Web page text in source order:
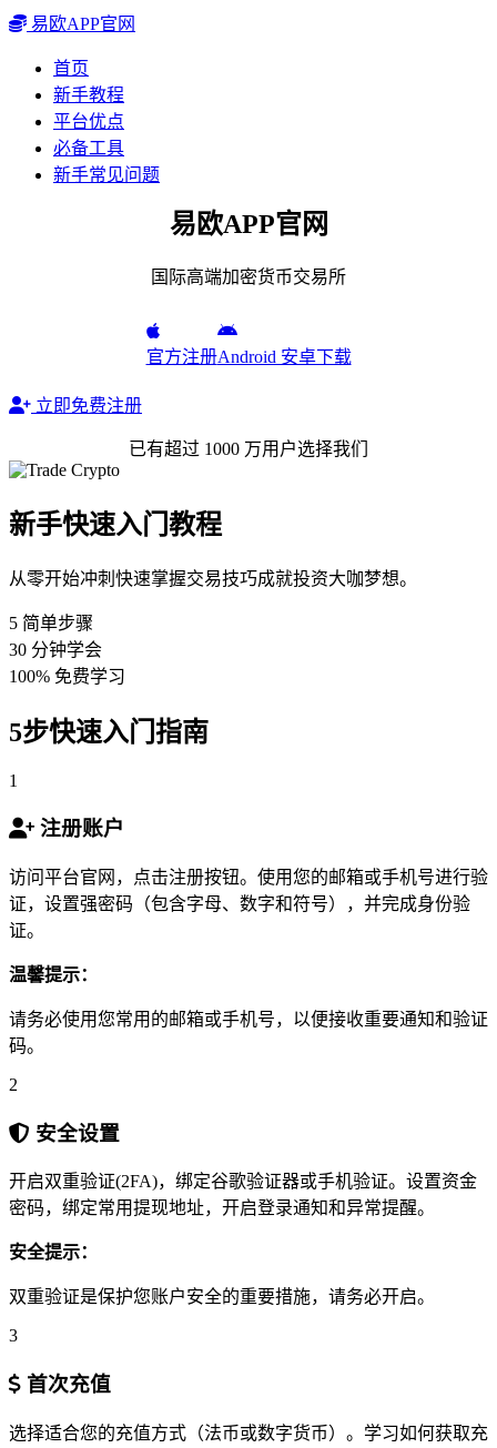
易欧APP官网
首页
新手教程
平台优点
必备工具
新手常见问题
易欧APP官网
国际高端加密货币交易所
官方注册Android 安卓下载
立即免费注册
已有超过 1000 万用户选择我们
新手快速入门教程
从零开始冲刺快速掌握交易技巧成就投资大咖梦想。
5 简单步骤
30 分钟学会
100% 免费学习
5步快速入门指南
1
注册账户
访问平台官网，点击注册按钮。使用您的邮箱或手机号进行验
证，设置强密码（包含字母、数字和符号），并完成身份验
证。
温馨提示：
请务必使用您常用的邮箱或手机号，以便接收重要通知和验证
码。
2
安全设置
开启双重验证(2FA)，绑定谷歌验证器或手机验证。设置资金
密码，绑定常用提现地址，开启登录通知和异常提醒。
安全提示：
双重验证是保护您账户安全的重要措施，请务必开启。
3
首次充值
选择适合您的充值方式（法币或数字货币）。学习如何获取充